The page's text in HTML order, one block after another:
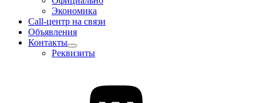
Экономика
Call-центр на связи
Объявления
Контакты
Реквизиты